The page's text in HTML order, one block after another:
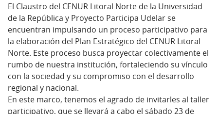
El Claustro del CENUR Litoral Norte de la Universidad
de la República y Proyecto Participa Udelar se
encuentran impulsando un proceso participativo para
la elaboración del Plan Estratégico del CENUR Litoral
Norte. Este proceso busca proyectar colectivamente el
rumbo de nuestra institución, fortaleciendo su vínculo
con la sociedad y su compromiso con el desarrollo
regional y nacional.
En este marco, tenemos el agrado de invitarles al taller
participativo, que se llevará a cabo el sábado 23 de